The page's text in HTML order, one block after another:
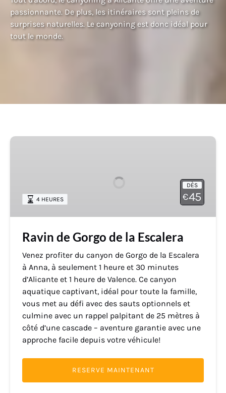
passionnante. De plus, les itinéraires sont pleins de
surprises naturelles. Le canyoning est donc idéal pour
tout le monde.
Ravin
Escalera
DÈS
€45
4 HEURES
Ravin de Gorgo de la Escalera
Venez profiter du canyon de Gorgo de la Escalera
à Anna, à seulement 1 heure et 30 minutes
d’Alicante et 1 heure de Valence. Ce canyon
aquatique captivant, idéal pour toute la famille,
vous met au défi avec des sauts optionnels et
culmine avec un rappel palpitant de 25 mètres à
côté d’une cascade – aventure garantie avec une
approche facile depuis votre véhicule!
RESERVE MAINTENANT